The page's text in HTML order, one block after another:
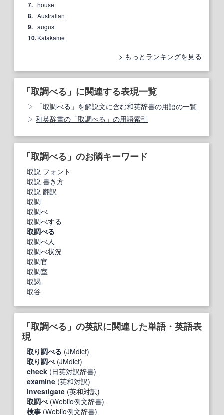
7. house
8. Australian
9. august
10.Katakame
もっとランキングを見る
「取調べる」に関連する表現一覧
「取調べる」を解説文に含む和英辞書の用語の一覧
和英辞書の「取調べる」の用語索引
「取調べる」のお隣キーワード
取説 フォント
取説 書き方
取説 翻訳
取調
取調べ
取調べする
取調べる
取調べ人
取調べ状況
取調官
取調室
取謁
取谷
「取調べる」の英訳に関連した単語・英語表
現
取り調べる (JMdict)
取り調べ (JMdict)
check (日英対訳辞書)
examine (英和対訳)
investigate (英和対訳)
取調べ (Weblio例文辞書)
検事 (Weblio例文辞書)